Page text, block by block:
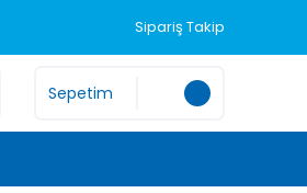
Sipariş Takip
Sepetim